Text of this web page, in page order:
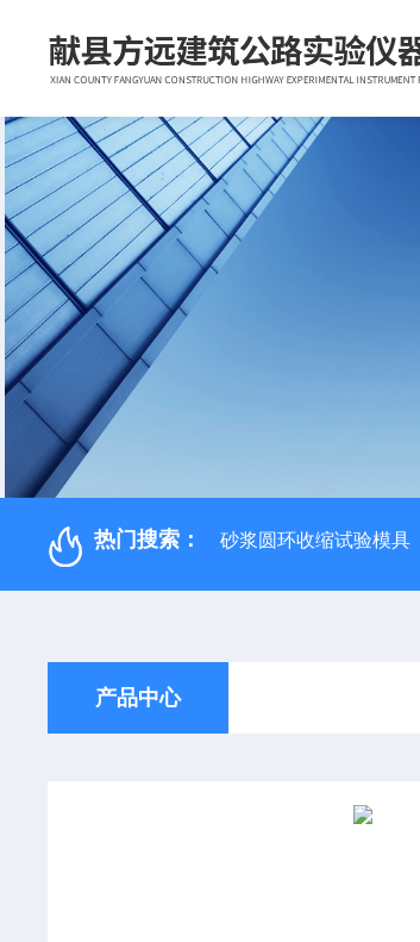
热门搜索： 砂浆圆环收缩试验模具
产品中心